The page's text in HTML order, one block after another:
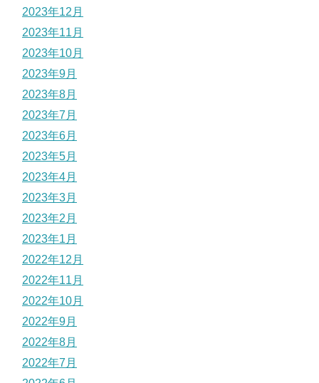
2023年12月
2023年11月
2023年10月
2023年9月
2023年8月
2023年7月
2023年6月
2023年5月
2023年4月
2023年3月
2023年2月
2023年1月
2022年12月
2022年11月
2022年10月
2022年9月
2022年8月
2022年7月